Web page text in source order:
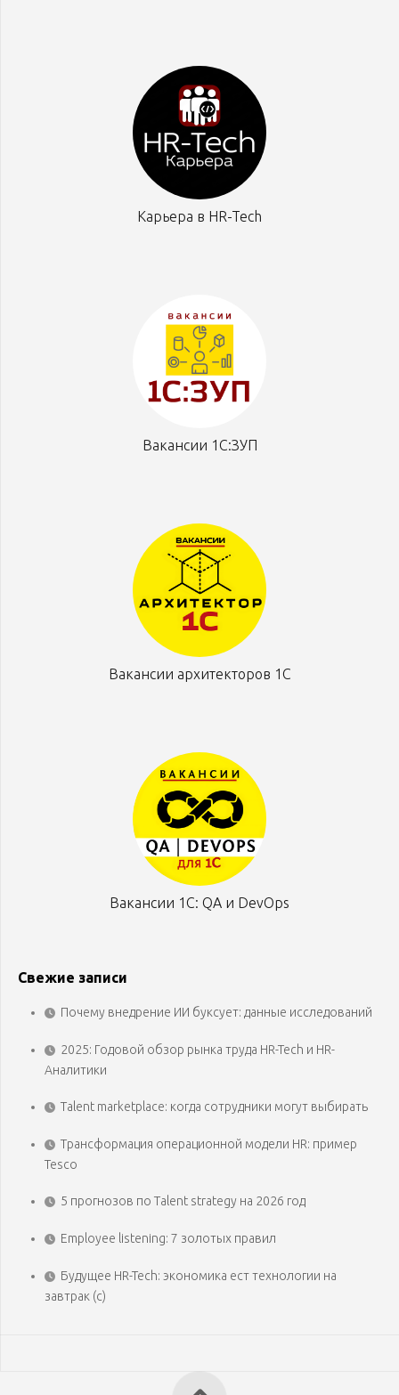
Карьера в HR-Tech
Вакансии 1С:ЗУП
Вакансии архитекторов 1С
Вакансии 1С: QA и DevOps
Свежие записи
Почему внедрение ИИ буксует: данные исследований
2025: Годовой обзор рынка труда HR-Tech и HR-
Аналитики
Talent marketplace: когда сотрудники могут выбирать
Трансформация операционной модели HR: пример
Tesco
5 прогнозов по Talent strategy на 2026 год
Employee listening: 7 золотых правил
Будущее HR-Tech: экономика ест технологии на
завтрак (с)